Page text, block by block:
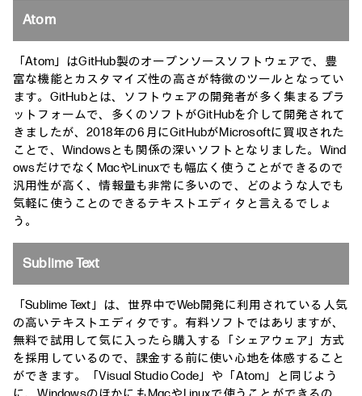
Atom
「Atom」はGitHub製のオープンソースソフトウェアで、豊
富な機能とカスタマイズ性の高さが特徴のツールとなってい
ます。GitHubとは、ソフトウェアの開発者が多く集まるプラ
ットフォームで、多くのソフトがGitHubを介して開発されて
きましたが、2018年の6月にGitHubがMicrosoftに買収された
ことで、Windowsとも関係の深いソフトとなりました。Wind
owsだけでなくMacやLinuxでも幅広く使うことができるので
汎用性が高く、情報量も非常に多いので、どのような人でも
気軽に使うことのできるテキストエディタと言えるでしょ
う。
Sublime Text
「Sublime Text」は、世界中でWeb開発に利用されている人気
の高いテキストエディタです。有料ソフトではありますが、
無料で試用して気に入ったら購入する「シェアウェア」方式
を採用しているので、課金する前に使い心地を体感すること
ができます。「Visual Studio Code」や「Atom」と同じよう